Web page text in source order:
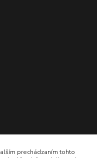
prechádzaním tohto